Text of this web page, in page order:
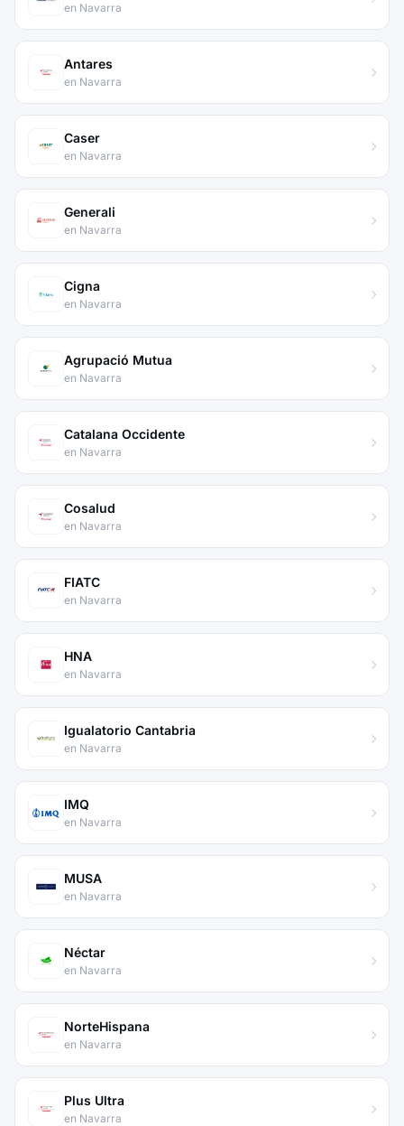
en Navarra
Antares
en Navarra
Caser
en Navarra
Generali
en Navarra
Cigna
en Navarra
Agrupació Mutua
en Navarra
Catalana Occidente
en Navarra
Cosalud
en Navarra
FIATC
en Navarra
HNA
en Navarra
Igualatorio Cantabria
en Navarra
IMQ
en Navarra
MUSA
en Navarra
Néctar
en Navarra
NorteHispana
en Navarra
Plus Ultra
en Navarra